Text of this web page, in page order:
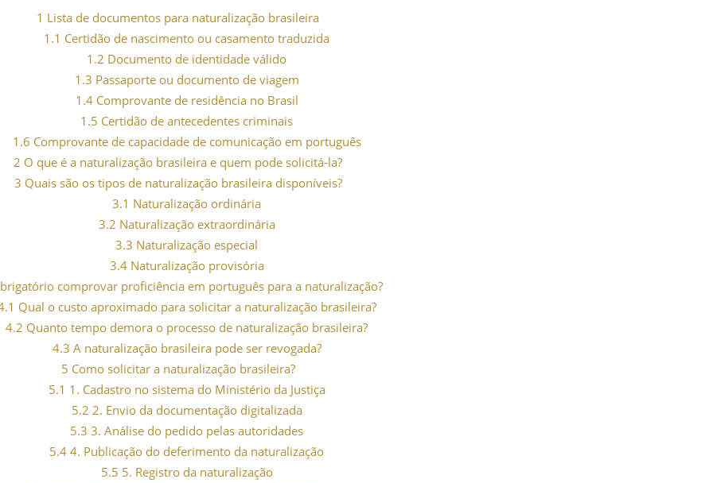
1 Lista de documentos para naturalização brasileira
1.1 Certidão de nascimento ou casamento traduzida
1.2 Documento de identidade válido
1.3 Passaporte ou documento de viagem
1.4Comprovante de residência no Brasil
1.5 Certidão de antecedentes criminais
1.6 Comprovante de capacidade de comunicação em português
2 O que é a naturalização brasileira e quem pode solicitá-la?
3 Quais são os tipos de naturalização brasileira disponíveis?
3.1 Naturalização ordinária
3.2 Naturalização extraordinária
3.3 Naturalização especial
3.4Naturalização provisória
comprovar proficiência em português para a naturalização?
Qual o custo aproximado para solicitar a naturalização brasileira?
4.2 Quanto tempo demora o processo de naturalização brasileira?
4.3 A naturalização brasileira pode ser revogada?
5 Como solicitar a naturalização brasileira?
5.1 1. Cadastro no sistema do Ministério da Justiça
5.2 2. Envio da documentação digitalizada
5.3 3. Análise do pedido pelas autoridades
5.4 4. Publicação do deferimento da naturalização
5.5 5. Registro da naturalização